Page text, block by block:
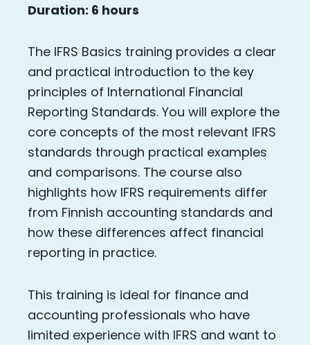
Duration: 6 hours
The IFRS Basics training provides a clear
and practical introduction to the key
principles of International Financial
Reporting Standards. You will explore the
core concepts of the most relevant IFRS
standards through practical examples
and comparisons. The course also
highlights how IFRS requirements differ
from Finnish accounting standards and
how these differences affect financial
reporting in practice.
This training is ideal for finance and
accounting professionals who have
limited experience with IFRS and want to